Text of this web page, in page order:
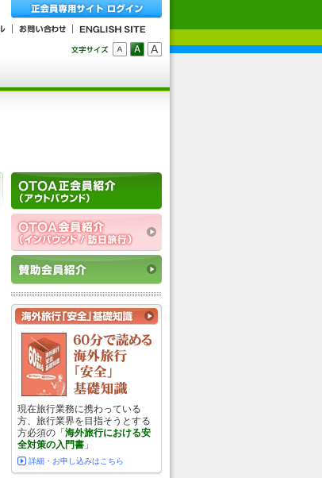
現在旅行業務に携わっている
方、旅行業界を目指そうとする
方必須の「海外旅行における安
全対策の入門書 」
詳細・お申し込みはこちら